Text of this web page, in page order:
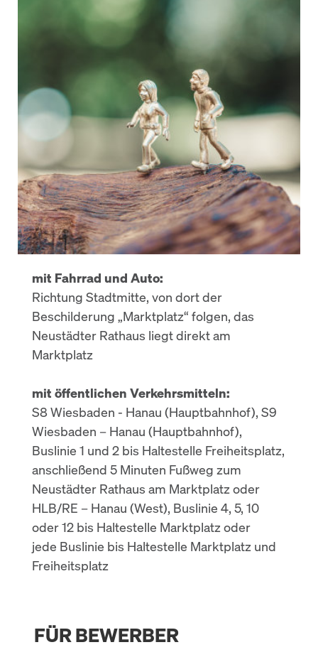
mit Fahrrad und Auto:
Richtung Stadtmitte, von dort der
Beschilderung „Marktplatz“ folgen, das
Neustädter Rathaus liegt direkt am
Marktplatz
mit öffentlichen Verkehrsmitteln:
S8 Wiesbaden - Hanau (Hauptbahnhof), S9
Wiesbaden – Hanau (Hauptbahnhof),
Buslinie 1 und 2 bis Haltestelle Freiheitsplatz,
anschließend 5 Minuten Fußweg zum
Neustädter Rathaus am Marktplatz oder
HLB/RE – Hanau (West), Buslinie 4, 5, 10
oder 12 bis Haltestelle Marktplatz oder
jede Buslinie bis Haltestelle Marktplatz und
Freiheitsplatz
FÜR BEWERBER